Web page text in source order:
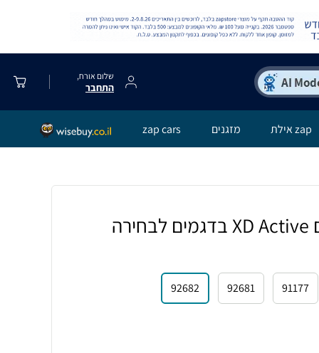
שלום אורח,
התחבר
zap אילת מזגנים zap cars
תיק גב מודפס דגם XD Active בדגמים לבחירה
91177
92681
92682